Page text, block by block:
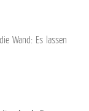
Wand: Es lassen